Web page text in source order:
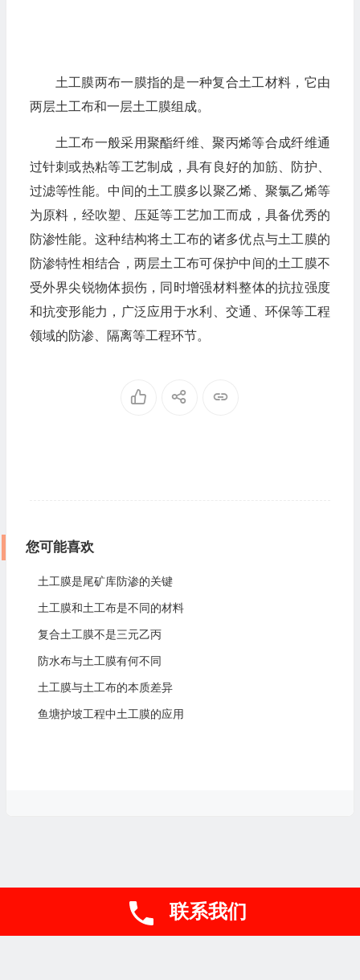
土工膜两布一膜指的是一种复合土工材料，它由
两层土工布和一层土工膜组成。
土工布一般采用聚酯纤维、聚丙烯等合成纤维通
过针刺或热粘等工艺制成，具有良好的加筋、防护、
过滤等性能。中间的土工膜多以聚乙烯、聚氯乙烯等
为原料，经吹塑、压延等工艺加工而成，具备优秀的
防渗性能。这种结构将土工布的诸多优点与土工膜的
防渗特性相结合，两层土工布可保护中间的土工膜不
受外界尖锐物体损伤，同时增强材料整体的抗拉强度
和抗变形能力，广泛应用于水利、交通、环保等工程
领域的防渗、隔离等工程环节。
您可能喜欢
土工膜是尾矿库防渗的关键
土工膜和土工布是不同的材料
复合土工膜不是三元乙丙
防水布与土工膜有何不同
土工膜与土工布的本质差异
鱼塘护坡工程中土工膜的应用
联系我们